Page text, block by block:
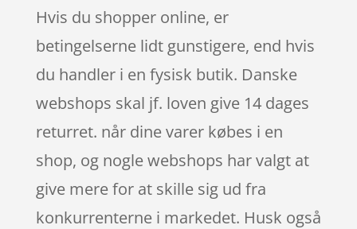
Hvis du shopper online, er
betingelserne lidt gunstigere, end hvis
du handler i en fysisk butik. Danske
webshops skal jf. loven give 14 dages
returret. når dine varer købes i en
shop, og nogle webshops har valgt at
give mere for at skille sig ud fra
konkurrenterne i markedet. Husk også